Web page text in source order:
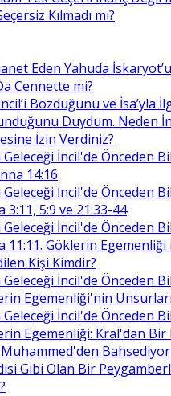
Kılmadı mı?
Eden Yahuda
Cennette mi?
Bozduğunu ve İsa’yla
Duydum. Neden
İzin Verdiniz?
İncil'de Önceden
14:16
İncil'de Önceden
3:11, 5:9 ve 21:33-44
İncil'de Önceden
11:11. Göklerin
Kişi Kimdir?
İncil'de Önceden
Egemenliği'nin
İncil'de Önceden
Egemenliği: Kral'dan Bir
Bahsediyor
Gibi Olan Bir